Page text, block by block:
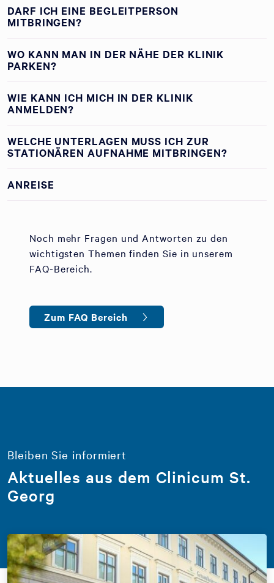
DARF ICH EINE BEGLEITPERSON
MITBRINGEN?
WO KANN MAN IN DER NÄHE DER KLINIK
PARKEN?
WIE KANN ICH MICH IN DER KLINIK
ANMELDEN?
WELCHE UNTERLAGEN MUSS ICH ZUR
STATIONÄREN AUFNAHME MITBRINGEN?
ANREISE
Noch mehr Fragen und Antworten zu den
wichtigsten Themen finden Sie in unserem
FAQ-Bereich.
Zum FAQ Bereich
Bleiben Sie informiert
Aktuelles aus dem Clinicum St.
Georg